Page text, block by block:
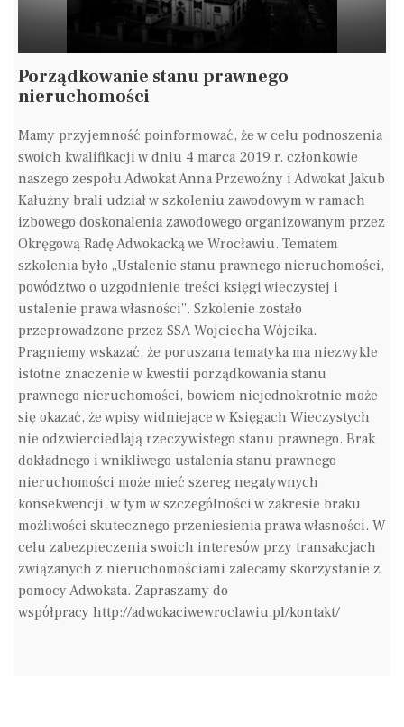
Porządkowanie stanu prawnego
nieruchomości
Mamy przyjemność poinformować, że w celu podnoszenia
swoich kwalifikacji w dniu 4 marca 2019 r. członkowie
naszego zespołu Adwokat Anna Przewoźny i Adwokat Jakub
Kałużny brali udział w szkoleniu zawodowym w ramach
izbowego doskonalenia zawodowego organizowanym przez
Okręgową Radę Adwokacką we Wrocławiu. Tematem
szkolenia było „Ustalenie stanu prawnego nieruchomości,
powództwo o uzgodnienie treści księgi wieczystej i
ustalenie prawa własności”. Szkolenie zostało
przeprowadzone przez SSA Wojciecha Wójcika.
Pragniemy wskazać, że poruszana tematyka ma niezwykle
istotne znaczenie w kwestii porządkowania stanu
prawnego nieruchomości, bowiem niejednokrotnie może
się okazać, że wpisy widniejące w Księgach Wieczystych
nie odzwierciedlają rzeczywistego stanu prawnego. Brak
dokładnego i wnikliwego ustalenia stanu prawnego
nieruchomości może mieć szereg negatywnych
konsekwencji, w tym w szczególności w zakresie braku
możliwości skutecznego przeniesienia prawa własności. W
celu zabezpieczenia swoich interesów przy transakcjach
związanych z nieruchomościami zalecamy skorzystanie z
pomocy Adwokata. Zapraszamy do
współpracy http://adwokaciwewroclawiu.pl/kontakt/